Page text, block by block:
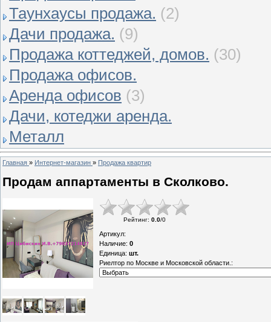
Таунхаусы продажа. (2)
Дачи продажа. (9)
Продажа коттеджей, домов. (30)
Продажа офисов.
Аренда офисов (3)
Дачи, котеджи аренда.
Металл
Главная » Интернет-магазин » Продажа квартир
Продам аппартаменты в Сколково.
Рейтинг: 0.0/0
Артикул:
Наличие: 0
Единица: шт.
Риелтор по Москве и Московской области.: